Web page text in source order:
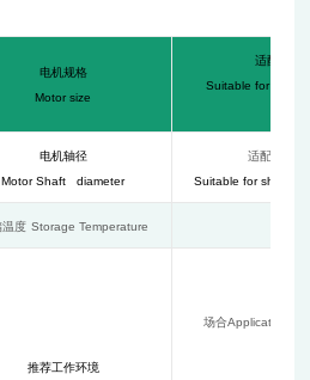
电机规格
Motor size
适配
Suitable for
电机轴径
Motor Shaft diameter
适配轴径
Suitable for shaft
温度 Storage Temperature
推荐工作环境
场合Application